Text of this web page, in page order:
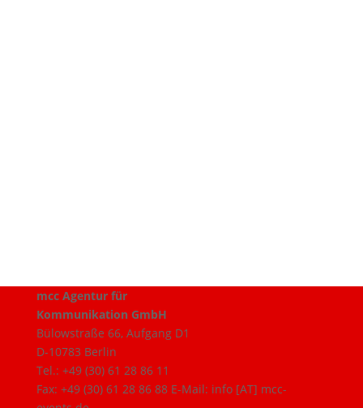
mcc Agentur für
Kommunikation GmbH
Bülowstraße 66, Aufgang D1
D-10783 Berlin
Tel.: +49 (30) 61 28 86 11
Fax: +49 (30) 61 28 86 88 E-Mail: info [AT] mcc-